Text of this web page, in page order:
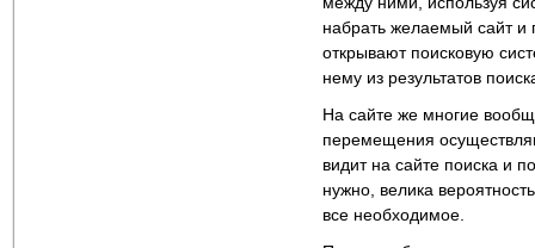
набрать желаемый сайт
открывают поисковую
нему из результатов
На сайте же многие
перемещения
видит на сайте поиска и
нужно, велика
все необходимое.